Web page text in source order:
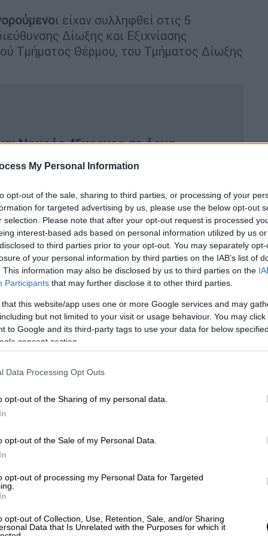
My Personal Information
opt-out of the sale, sharing to third parties, or processing of your
for targeted advertising by us, please use the below opt-out
selection. Please note that after your opt-out request is processed
interest-based ads based on personal information utilized by us
to third parties prior to your opt-out. You may separately
of your personal information by third parties on the IAB’s list of
This information may also be disclosed by us to third parties on the
Participants that may further disclose it to other third parties.
that this website/app uses one or more Google services and may
but not limited to your visit or usage behaviour. You may
to Google and its third-party tags to use your data for below
consent section.
Data Processing Opt Outs
opt-out of the Sharing of my personal data.
opt-out of the Sale of my Personal Data.
opt-out of processing my Personal Data for Targeted
opt-out of Collection, Use, Retention, Sale, and/or Sharing
Data that Is Unrelated with the Purposes for which it
ι είχαν συλληφθεί στις 5
Δίωξης και Εξιχνίασης
Τμήματος Θέρμου, του Τμήματος Δίωξης
Νεκρός 46χρονος σε έργα
το κύκλωμα εκβιασμών και
για τους:
ή Manushaqe, γεν. 18/10/1984, στην